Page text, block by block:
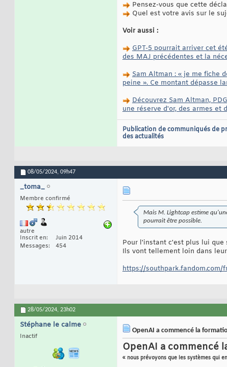
Pensez-vous que cette
Quel est votre avis sur le
Voir aussi :
GPT-5 pourrait arriver cet
des MAJ précédentes et la
Sam Altman : « je me fiche
peine ». Ce montant dépasse
Découvrez Sam Altman,
une réserve d'or, des armes et
Publication de communiqués de
des actualités
08/05/2024, 09h47
_toma_
Membre confirmé
autre
Inscrit en
Juin 2014
Messages
454
Mais M. Lightcap estime
pourrait être possible.
Pour l'instant c'est plus lui
Ils vont tellement loin dans
https://
28/05/2024, 23h02
Stéphane le calme
Inactif
OpenAI a commencé la
OpenAI a commencé
« nous prévoyons que les systèmes qui